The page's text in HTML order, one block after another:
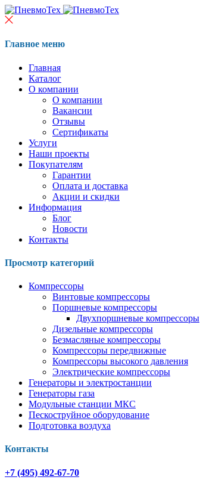
Главное меню
Главная
Каталог
О компании
О компании
Вакансии
Отзывы
Сертификаты
Услуги
Наши проекты
Покупателям
Гарантии
Оплата и доставка
Акции и скидки
Информация
Блог
Новости
Контакты
Просмотр категорий
Компрессоры
Винтовые компрессоры
Поршневые компрессоры
Двухпоршневые компрессоры
Дизельные компрессоры
Безмасляные компрессоры
Компрессоры передвижные
Компрессоры высокого давления
Электрические компрессоры
Генераторы и электростанции
Генераторы газа
Модульные станции МКС
Пескоструйное оборудование
Подготовка воздуха
Контакты
+7 (495) 492-67-70